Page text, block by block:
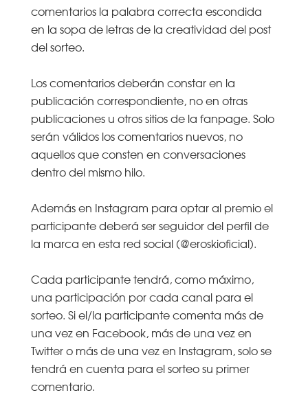
comentarios la palabra correcta escondida
en la sopa de letras de la creatividad del post
del sorteo.
Los comentarios deberán constar en la
publicación correspondiente, no en otras
publicaciones u otros sitios de la fanpage. Solo
serán válidos los comentarios nuevos, no
aquellos que consten en conversaciones
dentro del mismo hilo.
Además en Instagram para optar al premio el
participante deberá ser seguidor del perfil de
la marca en esta red social (@eroskioficial).
Cada participante tendrá, como máximo,
una participación por cada canal para el
sorteo. Si el/la participante comenta más de
una vez en Facebook, más de una vez en
Twitter o más de una vez en Instagram, solo se
tendrá en cuenta para el sorteo su primer
comentario.